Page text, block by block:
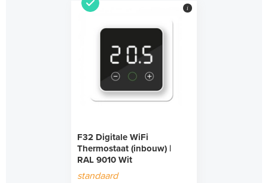
F32 Digitale WiFi
Thermostaat (inbouw) |
RAL 9010 Wit
standaard
i